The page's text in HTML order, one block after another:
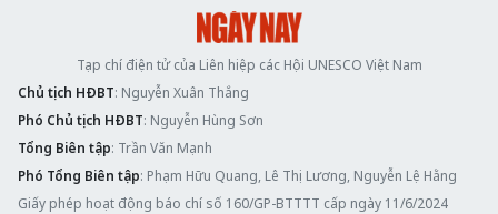
Tạp chí điện tử của Liên hiệp các Hội UNESCO Việt Nam
Chủ tịch HĐBT: Nguyễn Xuân Thắng
Phó Chủ tịch HĐBT: Nguyễn Hùng Sơn
Tổng Biên tập: Trần Văn Mạnh
Phó Tổng Biên tập: Phạm Hữu Quang, Lê Thị Lương, Nguyễn Lệ Hằng
Giấy phép hoạt động báo chí số 160/GP-BTTTT cấp ngày 11/6/2024